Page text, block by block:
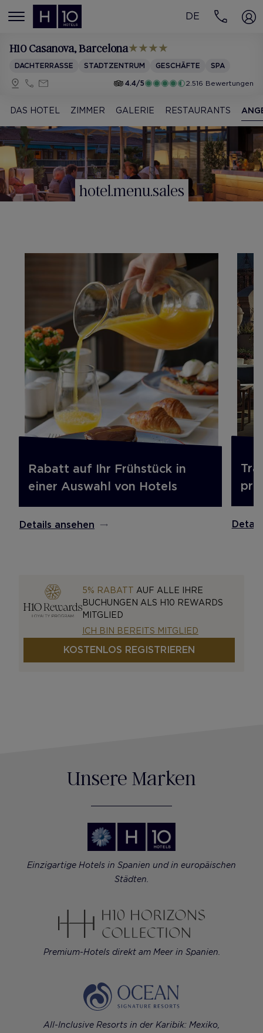
MENÚ
DE
H10 Casanova, Barcelona
DACHTERRASSE STADTZENTRUM GESCHÄFTE
SPA
4.4/5
2.516 Bewertungen
DAS HOTEL ZIMMER GALERIE RESTAURANTS
hotel.menu.sales
Rabatt auf Ihr Frühstück in
einer Auswahl von Hotels
Details ansehen
5% RABATT AUF ALLE IHRE
BUCHUNGEN ALS H10 REWARDS
MITGLIED
ICH BIN BEREITS MITGLIED
KOSTENLOS REGISTRIEREN
Unsere Marken
Einzigartige Hotels in Spanien und in europäischen
Städten.
Premium-Hotels direkt am Meer in Spanien.
All-Inclusive Resorts in der Karibik: Mexiko,